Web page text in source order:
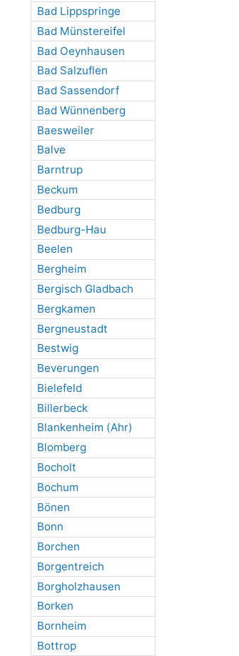
Bad Lippspringe
Bad Münstereifel
Bad Oeynhausen
Bad Salzuflen
Bad Sassendorf
Bad Wünnenberg
Baesweiler
Balve
Barntrup
Beckum
Bedburg
Bedburg-Hau
Beelen
Bergheim
Bergisch Gladbach
Bergkamen
Bergneustadt
Bestwig
Beverungen
Bielefeld
Billerbeck
Blankenheim (Ahr)
Blomberg
Bocholt
Bochum
Bönen
Bonn
Borchen
Borgentreich
Borgholzhausen
Borken
Bornheim
Bottrop